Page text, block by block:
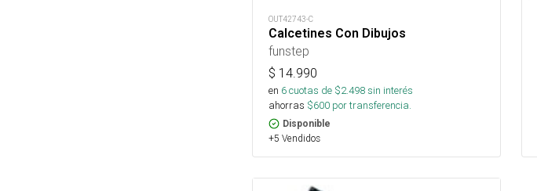
OUT42743-C
Calcetines Con Dibujos
funstep
$ 14.990
en 6cuotas de $2.498sin interés
ahorras $600 por transferencia.
Disponible
+5 Vendidos